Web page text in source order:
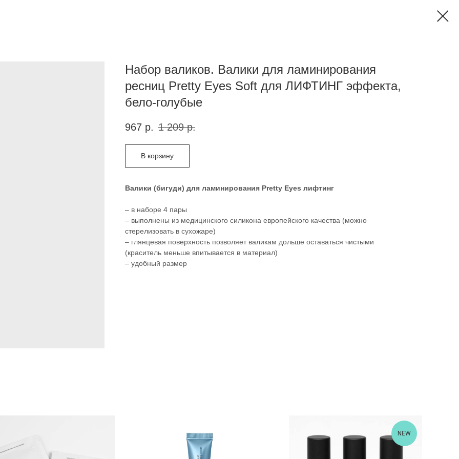
Набор валиков. Валики для ламинирования
ресниц Pretty Eyes Soft для ЛИФТИНГ эффекта,
бело-голубые
967 р. 1 209 р.
В корзину
Валики (бигуди) для ламинирования Pretty Eyes лифтинг
– в наборе 4 пары
– выполнены из медицинского силикона европейского качества (можно
стерелизовать в сухожаре)
– глянцевая поверхность позволяет валикам дольше оставаться чистыми
(краситель меньше впитывается в материал)
– удобный размер
NEW